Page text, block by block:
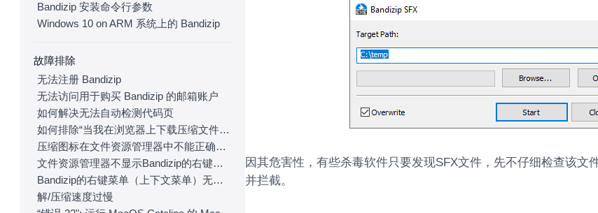
Bandizip 安装命令行参数
Windows 10 on ARM 系统上的 Bandizip
故障排除
无法注册 Bandizip
无法访问用于购买 Bandizip 的邮箱账户
如何解决无法自动检测代码页
如何排除“当我在浏览器上下载压缩文件时，Bandizip 会自动打开它们”问题
压缩图标在文件资源管理器中不能正确显示
文件资源管理器不显示Bandizip的右键菜单。
Bandizip的右键菜单（上下文菜单）无法正常显示
解/压缩速度过慢
因其危害性，有些杀毒软件只要发现SFX文件，先不仔细检查该文
并拦截。